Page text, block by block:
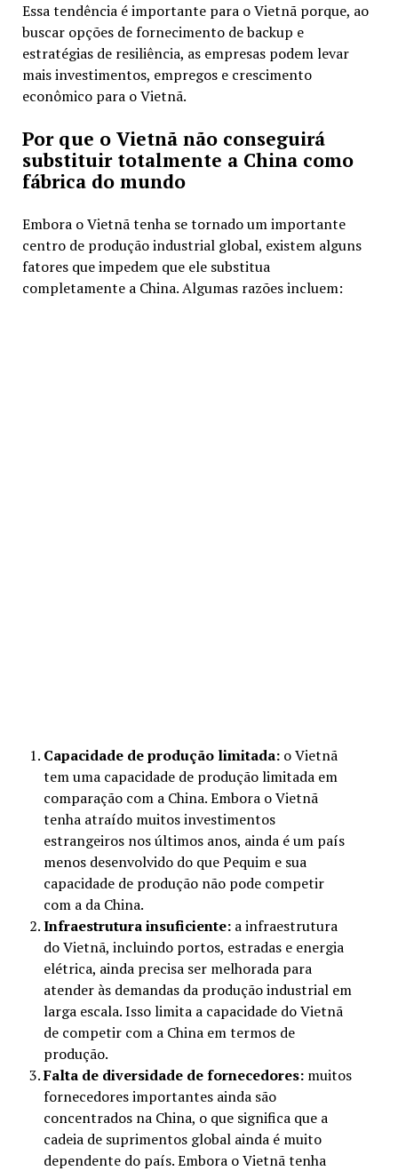
Essa tendência é importante para o Vietnã porque, ao
buscar opções de fornecimento de backup e
estratégias de resiliência, as empresas podem levar
mais investimentos, empregos e crescimento
econômico para o Vietnã.
Por que o Vietnã não conseguirá
substituir totalmente a China como
fábrica do mundo
Embora o Vietnã tenha se tornado um importante
centro de produção industrial global, existem alguns
fatores que impedem que ele substitua
completamente a China. Algumas razões incluem:
Capacidade de produção limitada:o Vietnã
tem uma capacidade de produção limitada em
comparação com a China. Embora o Vietnã
tenha atraído muitos investimentos
estrangeiros nos últimos anos, ainda é um país
menos desenvolvido do que Pequim e sua
capacidade de produção não pode competir
com a da China.
Infraestrutura insuficiente:a infraestrutura
do Vietnã, incluindo portos, estradas e energia
elétrica, ainda precisa ser melhorada para
atender às demandas da produção industrial em
larga escala. Isso limita a capacidade do Vietnã
de competir com a China em termos de
produção.
Falta de diversidade de fornecedores:muitos
fornecedores importantes ainda são
concentrados na China, o que significa que a
cadeia de suprimentos global ainda é muito
dependente do país. Embora o Vietnã tenha